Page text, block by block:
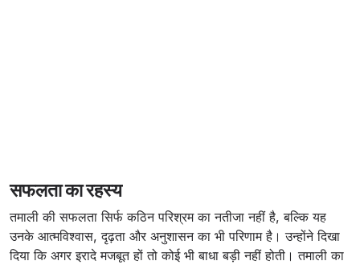
सफलता का रहस्य
तमाली की सफलता सिर्फ कठिन परिश्रम का नतीजा नहीं है, बल्कि यह
उनके आत्मविश्वास, दृढ़ता और अनुशासन का भी परिणाम है। उन्होंने दिखा
दिया कि अगर इरादे मजबूत हों तो कोई भी बाधा बड़ी नहीं होती। तमाली का